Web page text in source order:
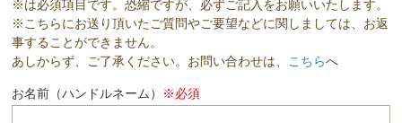
※は必須項目です。恐縮ですが、必ずご記入をお願いいたします。
※こちらにお送り頂いたご質問やご要望などに関しましては、お返
事することができません。
あしからず、ご了承ください。お問い合わせは、 こちらへ
お名前（ハンドルネーム） ※必須